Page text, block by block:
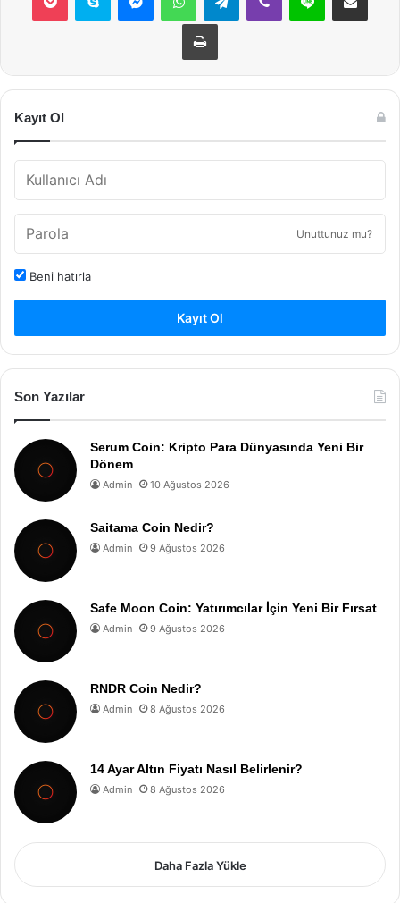
Yazdır
Kayıt Ol
Unuttunuz mu?
Beni hatırla
Kayıt Ol
Son Yazılar
Serum Coin: Kripto Para Dünyasında Yeni Bir
Dönem
Admin 10 Ağustos 2026
Saitama Coin Nedir?
Admin 9 Ağustos 2026
Safe Moon Coin: Yatırımcılar İçin Yeni Bir Fırsat
Admin 9 Ağustos 2026
RNDR Coin Nedir?
Admin 8 Ağustos 2026
14 Ayar Altın Fiyatı Nasıl Belirlenir?
Admin 8 Ağustos 2026
Daha Fazla Yükle